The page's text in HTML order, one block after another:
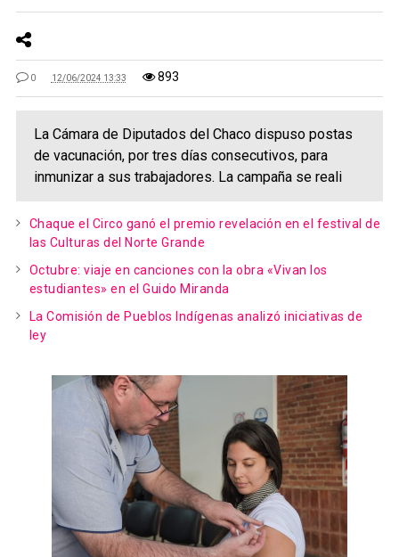
0 12/06/2024 13:33 893
La Cámara de Diputados del Chaco dispuso postas
de vacunación, por tres días consecutivos, para
inmunizar a sus trabajadores. La campaña se reali
Chaque el Circo ganó el premio revelación en el festival de
las Culturas del Norte Grande
Octubre: viaje en canciones con la obra «Vivan los
estudiantes» en el Guido Miranda
La Comisión de Pueblos Indígenas analizó iniciativas de
ley